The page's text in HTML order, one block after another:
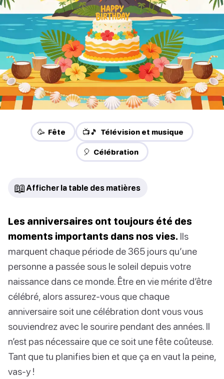
🥳 Fête 📺🎵 Télévision et musique
🎈 Célébration
📖 Afficher la table des matières
Les anniversaires ont toujours été des
moments importants dans nos vies. Ils
marquent chaque période de 365 jours qu’une
personne a passée sous le soleil depuis votre
naissance dans ce monde. Être en vie mérite d’être
célébré, alors assurez-vous que chaque
anniversaire soit une célébration dont vous vous
souviendrez avec le sourire pendant des années. Il
n’est pas nécessaire que ce soit une fête coûteuse.
Tant que tu planifies bien et que ça en vaut la peine,
vas-y !